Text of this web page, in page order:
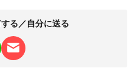
る／自分に送る